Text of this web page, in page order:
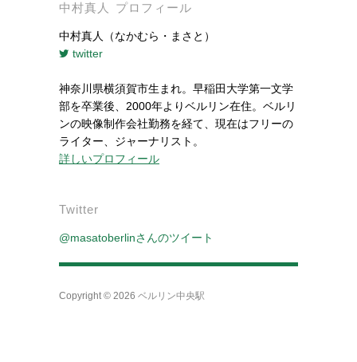
中村真人 プロフィール
中村真人（なかむら・まさと）
twitter
神奈川県横須賀市生まれ。早稲田大学第一文学
部を卒業後、2000年よりベルリン在住。ベルリ
ンの映像制作会社勤務を経て、現在はフリーの
ライター、ジャーナリスト。
詳しいプロフィール
Twitter
@masatoberlinさんのツイート
Copyright © 2026 ベルリン中央駅